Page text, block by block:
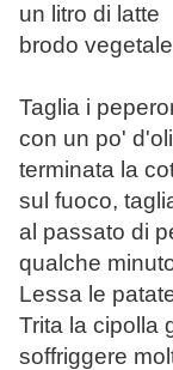
un litro di latte
brodo
Taglia i
con un po'
terminata la
sul fuoco,
al passato di
qualche
Lessa le
Trita la cipolla
soffriggere